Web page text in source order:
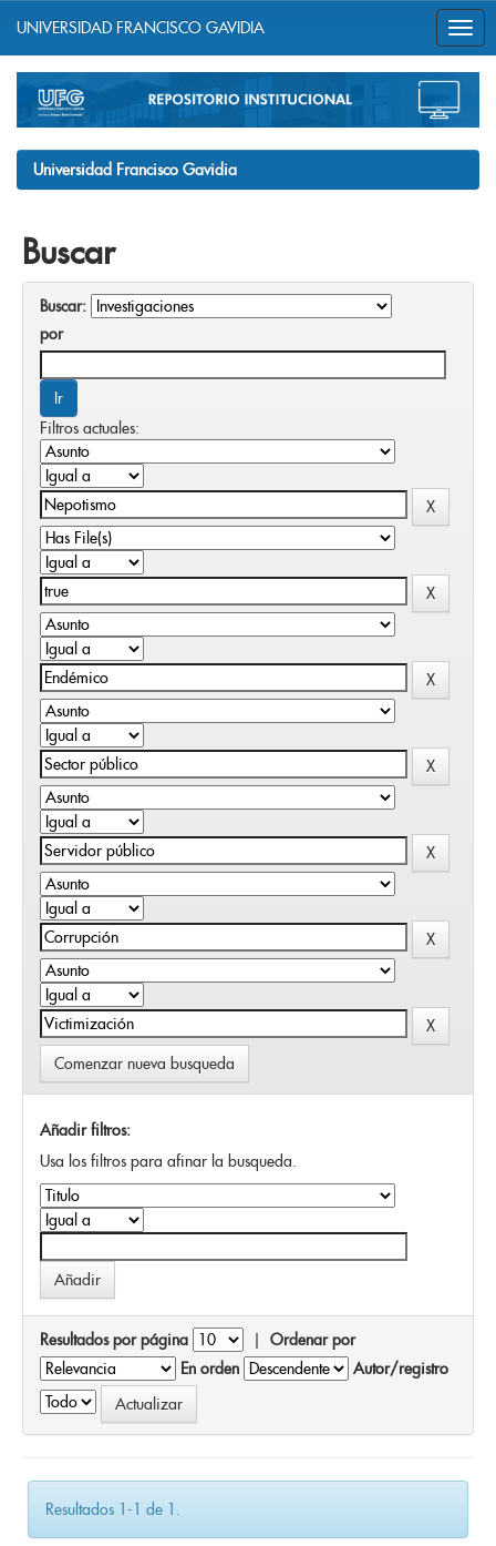
navigation
UNIVERSIDAD FRANCISCO GAVIDIA
Universidad Francisco Gavidia
Buscar
Buscar:
por
Filtros actuales:
Comenzar nueva busqueda
Añadir filtros:
Usa los filtros para afinar la busqueda.
Resultados por página | Ordenar por
En orden
Autor/registro
Resultados 1-1 de 1.